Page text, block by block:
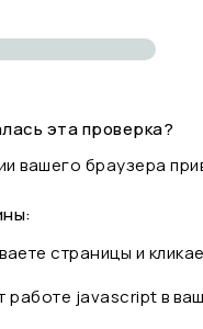
эта проверка?
вашего браузера
страницы и
работе javascript в